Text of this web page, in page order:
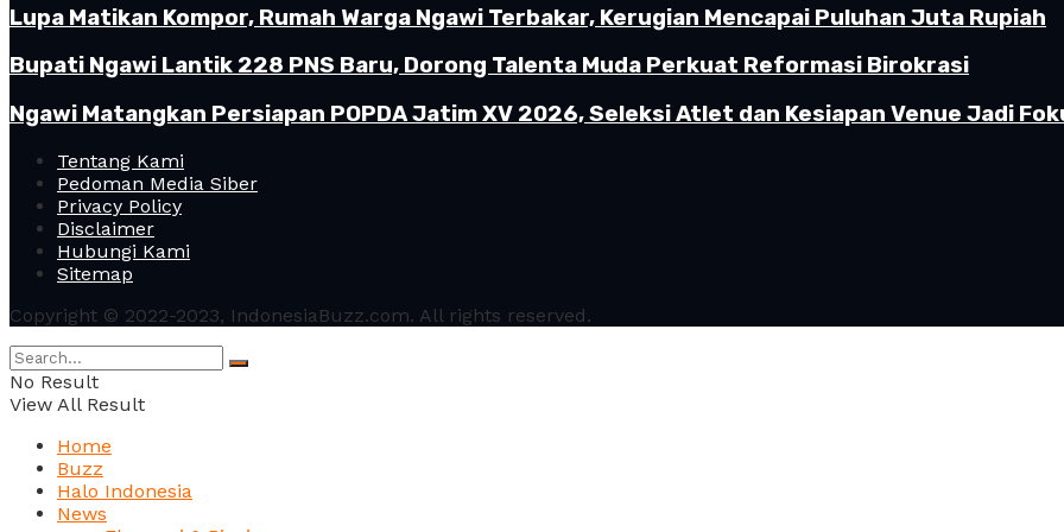
Lupa Matikan Kompor, Rumah Warga Ngawi Terbakar, Kerugian Mencapai Puluhan Juta Rupiah
Bupati Ngawi Lantik 228 PNS Baru, Dorong Talenta Muda Perkuat Reformasi Birokrasi
Ngawi Matangkan Persiapan POPDA Jatim XV 2026, Seleksi Atlet dan Kesiapan Venue Jadi
Tentang Kami
Pedoman Media Siber
Privacy Policy
Disclaimer
Hubungi Kami
Sitemap
Copyright © 2022-2023, IndonesiaBuzz.com. All rights reserved.
No Result
View All Result
Home
Buzz
Halo Indonesia
News